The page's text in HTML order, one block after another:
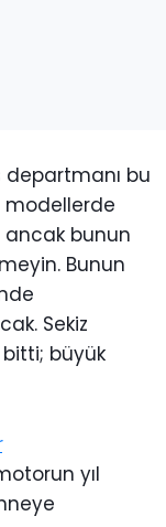
departmanı bu
modellerde
ancak bunun
Bunun
Sekiz
büyük
yıl